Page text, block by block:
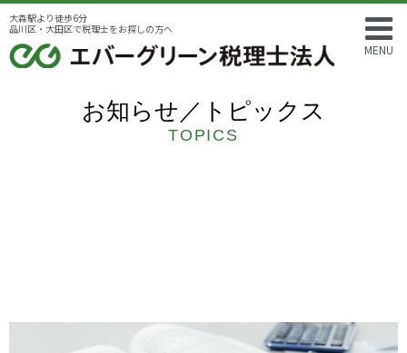
MENU
大森駅より徒歩6分
品川区・大田区で税理士をお探しの方へ
お知らせ／トピックス
TOPICS